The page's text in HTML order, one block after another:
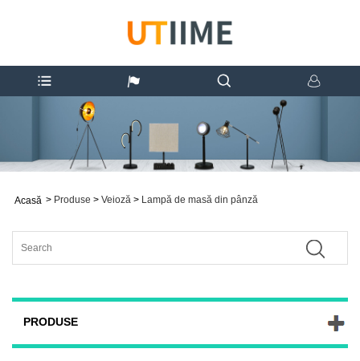
Acasă > Produse > Veioză > Lampă de masă din pânză
PRODUSE